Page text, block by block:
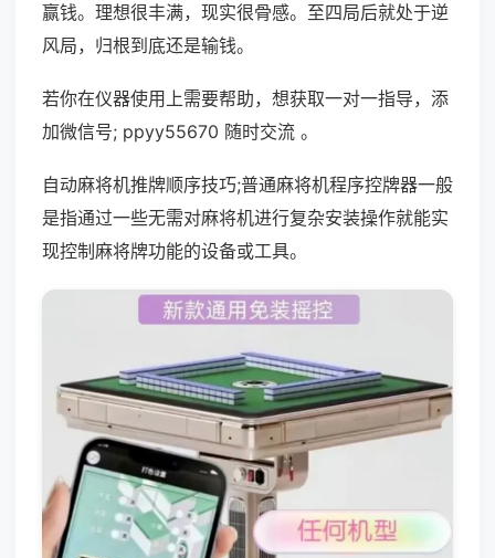
赢钱。理想很丰满，现实很骨感。至四局后就处于逆
风局，归根到底还是输钱。
若你在仪器使用上需要帮助，想获取一对一指导，添
加微信号; ppyy55670 随时交流 。
自动麻将机推牌顺序技巧;普通麻将机程序控牌器一般
是指通过一些无需对麻将机进行复杂安装操作就能实
现控制麻将牌功能的设备或工具。